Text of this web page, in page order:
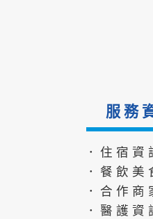
服務
．住宿資
．餐飲美
．合作商
．醫護資